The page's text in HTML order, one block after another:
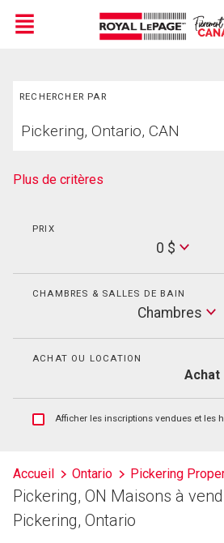
Menu
RECHERCHER PAR
votre
Plus de critères
PRIX
0 $
CHAMBRES & SALLES DE BAIN
Chambres
ACHAT OU LOCATION
Achat
Afficher
et
les
historiques
d'inscriptions
Afficher les inscriptions vendues et les
Accueil Ontario Pickering
Pickering, ON Maisons à
Pickering, Ontario